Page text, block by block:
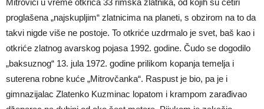
proglašena „najskupljim“ zlatnicima na planeti, s obzirom na to da
takvi nigde više ne postoje. To otkriće uzdrmalo je svet, baš kao i
otkriće zlatnog avarskog pojasa 1992. godine. Čudo se dogodilo
„baksuznog“ 13. jula 1972. godine prilikom kopanja temelja i
suterena robne kuće „Mitrovčanka“. Raspust je bio, pa je i
gimnazijalac Zlatenko Kuzminac lopatom i krampom zarađivao